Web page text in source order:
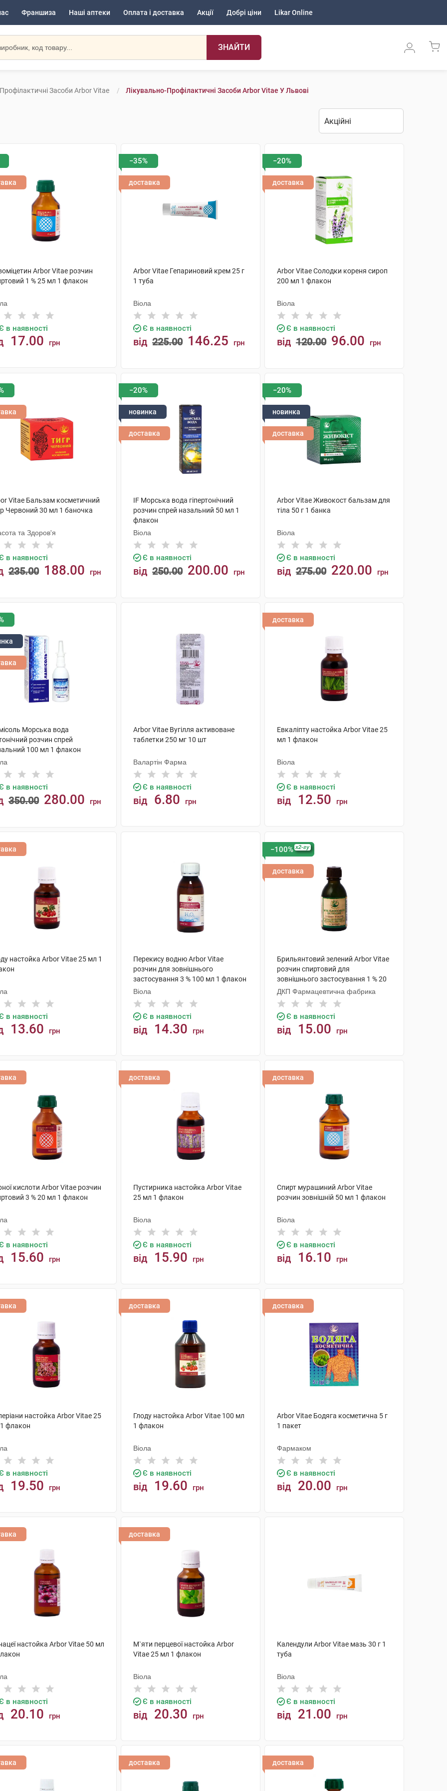
Франшиза Наші аптеки Оплата і доставка Акції Добрі ціни Likar Online
ЗНАЙТИ
Засоби Arbor Vitae Лікувально-Профілактичні Засоби Arbor Vitae У Львові
Arbor Vitae розчин
1 % 25 мл 1 флакон
в наявності
17.00 грн
−35%
доставка
Arbor Vitae Гепариновий крем 25 г
1 туба
Віола
Є в наявності
від 225.00 146.25 грн
−20%
доставка
Arbor Vitae Солодки кореня сироп
200 мл 1 флакон
Віола
Є в наявності
від 120.00 96.00 грн
Vitae Бальзам косметичний
Червоний 30 мл 1 баночка
та Здоров'я
в наявності
235.00 188.00 грн
−20%
новинка
доставка
IF Морська вода гіпертонічний
розчин спрей назальний 50 мл 1
флакон
Віола
Є в наявності
від 250.00 200.00 грн
−20%
новинка
доставка
Arbor Vitae Живокост бальзам для
тіла 50 г 1 банка
Віола
Є в наявності
від 275.00 220.00 грн
Морська вода
розчин спрей
100 мл 1 флакон
в наявності
350.00 280.00 грн
Arbor Vitae Вугілля активоване
таблетки 250 мг 10 шт
Валартін Фарма
Є в наявності
від 6.80 грн
доставка
Евкаліпту настойка Arbor Vitae 25
мл 1 флакон
Віола
Є в наявності
від 12.50 грн
настойка Arbor Vitae 25 мл 1
в наявності
13.60 грн
Перекису водню Arbor Vitae
розчин для зовнішнього
застосування 3 % 100 мл 1 флакон
Віола
Є в наявності
від 14.30 грн
−100% x2-гу
доставка
Брильянтовий зелений Arbor Vitae
розчин спиртовий для
зовнішнього застосування 1 % 20
мл 1 флакон
ДКП Фармацевтична фабрика
Є в наявності
від 15.00 грн
кислоти Arbor Vitae розчин
3 % 20 мл 1 флакон
в наявності
15.60 грн
доставка
Пустирника настойка Arbor Vitae
25 мл 1 флакон
Віола
Є в наявності
від 15.90 грн
доставка
Спирт мурашиний Arbor Vitae
розчин зовнішній 50 мл 1 флакон
Віола
Є в наявності
від 16.10 грн
настойка Arbor Vitae 25
флакон
в наявності
19.50 грн
доставка
Глоду настойка Arbor Vitae 100 мл
1 флакон
Віола
Є в наявності
від 19.60 грн
доставка
Arbor Vitae Бодяга косметична 5 г
1 пакет
Фармаком
Є в наявності
від 20.00 грн
настойка Arbor Vitae 50 мл
в наявності
20.10 грн
доставка
М`яти перцевої настойка Arbor
Vitae 25 мл 1 флакон
Віола
Є в наявності
від 20.30 грн
Календули Arbor Vitae мазь 30 г 1
туба
Віола
Є в наявності
від 21.00 грн
доставка доставка